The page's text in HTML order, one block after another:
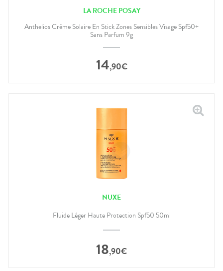
LA ROCHE POSAY
Anthelios Crème Solaire En Stick Zones Sensibles Visage Spf50+
Sans Parfum 9g
14,90€
NUXE
Fluide Léger Haute Protection Spf50 50ml
18,90€